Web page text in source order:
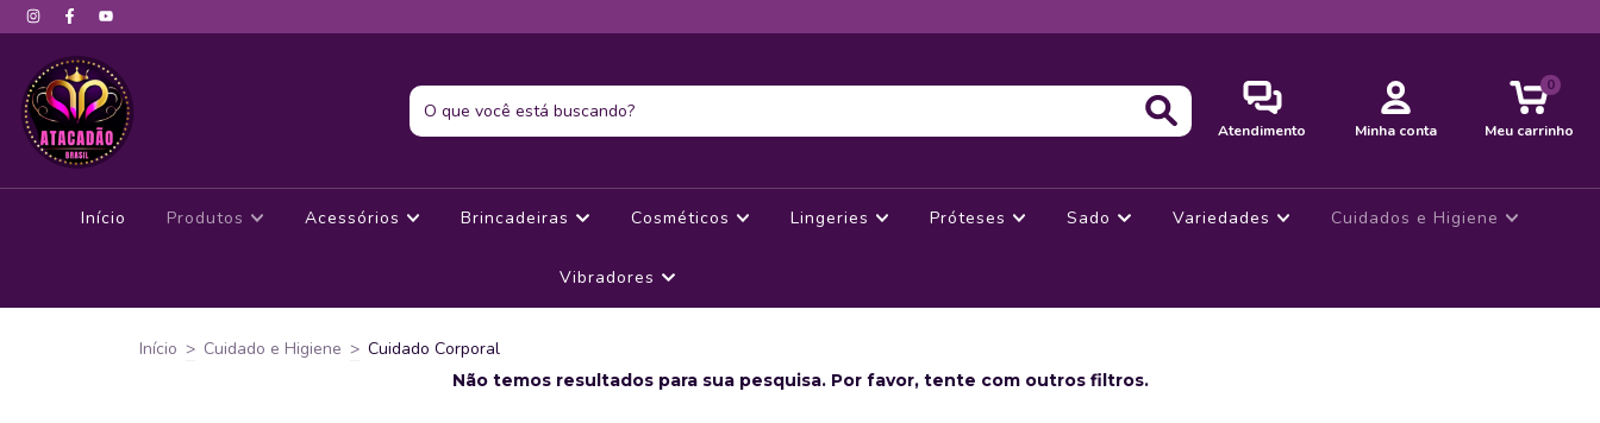
Atendimento Minha conta Meu carrinho
0
Início Produtos Acessórios Brincadeiras Cosméticos Lingeries Próteses Sado Variedades Cuidados e Higiene
Vibradores
Início > Cuidado e Higiene > Cuidado Corporal
Não temos resultados para sua pesquisa. Por favor, tente com outros filtros.